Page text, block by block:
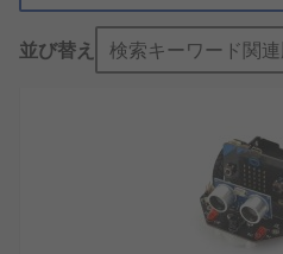
並び替え 検索キーワード関